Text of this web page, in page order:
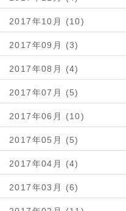
2017年10月 (10)
2017年09月 (3)
2017年08月 (4)
2017年07月 (5)
2017年06月 (10)
2017年05月 (5)
2017年04月 (4)
2017年03月 (6)